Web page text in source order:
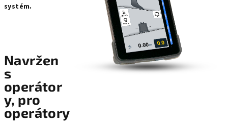
systém.
Navržen
s
operátor
y, pro
operátory